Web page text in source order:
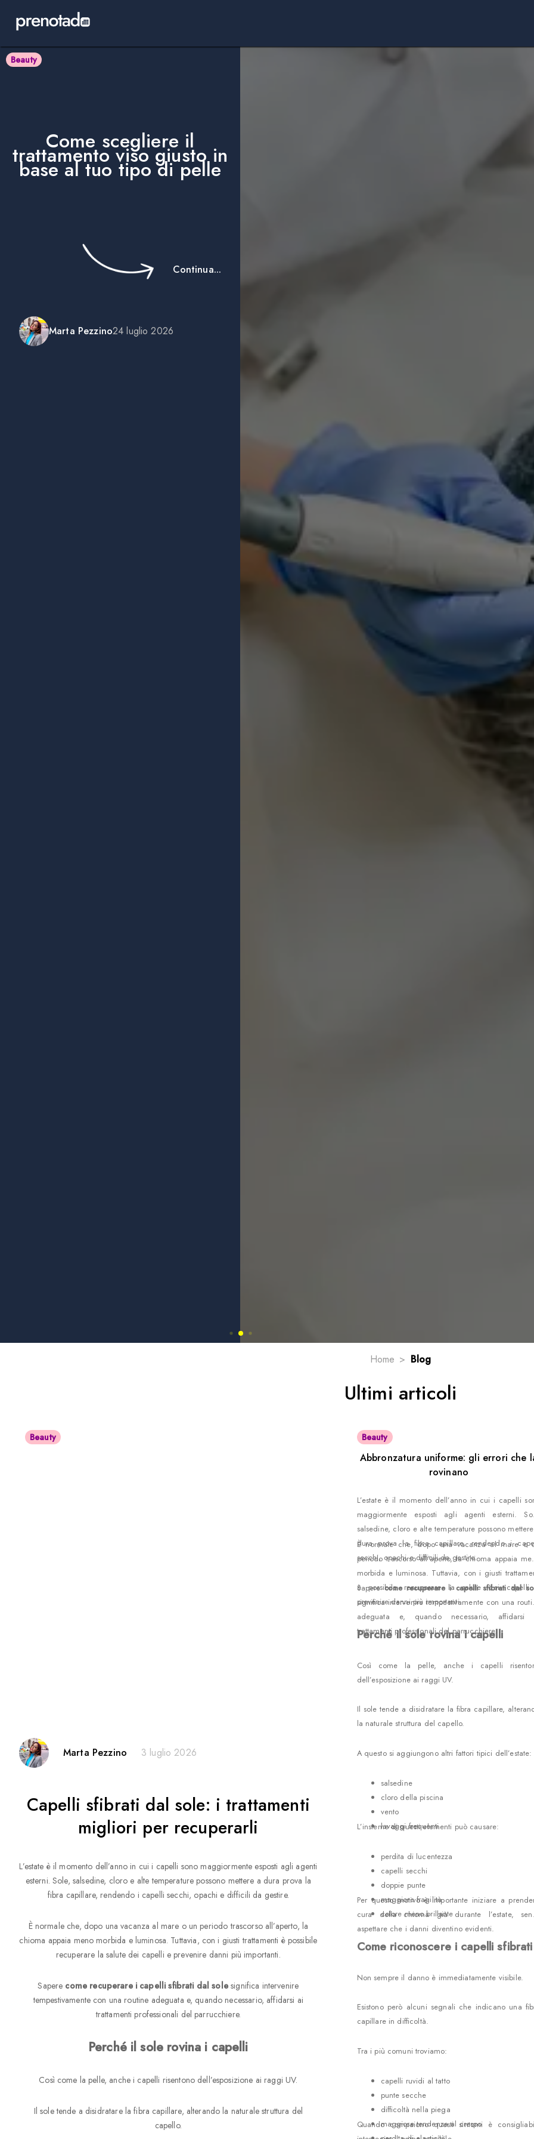
Beauty
Come scegliere il
trattamento viso giusto in
base al tuo tipo di pelle
Continua...
Marta Pezzino24 luglio 2026
Home Blog
Ultimi articoli
Beauty
Marta Pezzino 3 luglio 2026
Capelli sfibrati dal sole: i trattamenti
migliori per recuperarli
L’estate è il momento dell’anno in cui i capelli sono maggiormente esposti agli agenti
esterni. Sole, salsedine, cloro e alte temperature possono mettere a dura prova la
fibra capillare, rendendo i capelli secchi, opachi e difficili da gestire.
È normale che, dopo una vacanza al mare o un periodo trascorso all’aperto, la
chioma appaia meno morbida e luminosa. Tuttavia, con i giusti trattamenti è possibile
recuperare la salute dei capelli e prevenire danni più importanti.
Sapere come recuperare i capelli sfibrati dal solesignifica intervenire
tempestivamente con una routine adeguata e, quando necessario, affidarsi ai
trattamenti professionali del parrucchiere.
Perché il sole rovina i capelli
Così come la pelle, anche i capelli risentono dell’esposizione ai raggi UV.
Il sole tende a disidratare la fibra capillare, alterando la naturale struttura del
capello.
Beauty
Abbronzatura uniforme: gli errori che
rovinano
L’estate è il momento dell’anno in cui i capelli
maggiormente esposti agli agenti esterni.
salsedine, cloro e alte temperature possono
dura prova la fibra capillare, rendendo i
secchi, opachi e difficili da gestire.
È normale che, dopo una vacanza al mare o
periodo trascorso all’aperto, la chioma appaia
morbida e luminosa. Tuttavia, con i giusti
è possibile recuperare la salute dei
prevenire danni più importanti.
Saperecome recuperare i capelli sfibrati dal
significa intervenire tempestivamente con una
adeguata e, quando necessario, affidarsi
trattamenti professionali del parrucchiere.
Perché il sole rovina i capelli
Così come la pelle, anche i capelli
dell’esposizione ai raggi UV.
Il sole tende a disidratare la fibra capillare,
la naturale struttura del capello.
A questo si aggiungono altri fattori tipici dell’estate:
salsedine
cloro della piscina
vento
lavaggi frequenti
L’insieme di questi elementi può causare:
perdita di lucentezza
capelli secchi
doppie punte
maggiore fragilità
colore meno brillante
Per questo motivo è importante iniziare a
cura della chioma già durante l’estate,
aspettare che i danni diventino evidenti.
Come riconoscere i capelli sfibrati
Non sempre il danno è immediatamente visibile.
Esistono però alcuni segnali che indicano una
capillare in difficoltà.
Tra i più comuni troviamo:
capelli ruvidi al tatto
punte secche
difficoltà nella piega
maggiore tendenza al crespo
Quando compaiono questi sintomi è